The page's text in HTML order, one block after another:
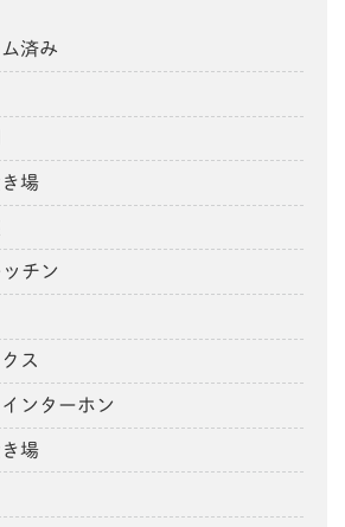
済み
場
チン
ス
ンターホン
場